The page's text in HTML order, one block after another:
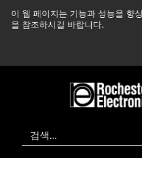
이 웹 페이지는 기능과 성능을 향
을 참조하시길 바랍니다.
츠
건
검색